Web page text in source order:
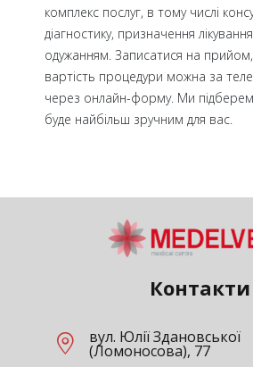
комплекс послуг, в тому числі
діагностику, призначення
одужанням. Записатися на прийом,
вартість процедури можна за
через онлайн-форму. Ми
буде найбільш зручним для вас.
Контакти
вул. Юлії Здановської
(Ломоносова), 77